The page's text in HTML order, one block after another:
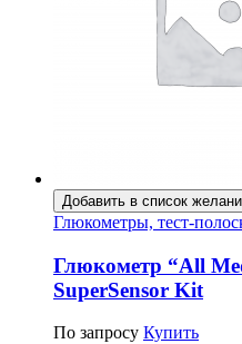
Добавить в список
Глюкометры, тест-
Глюкометр “All
SuperSensor Kit
По запросу Купить